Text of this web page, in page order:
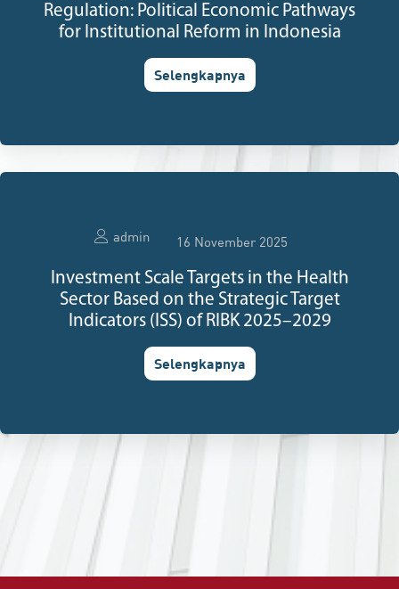
Regulation: Political Economic Pathways
for Institutional Reform in Indonesia
Selengkapnya
admin 16 November 2025
Investment Scale Targets in the Health
Sector Based on the Strategic Target
Indicators (ISS) of RIBK 2025–2029
Selengkapnya